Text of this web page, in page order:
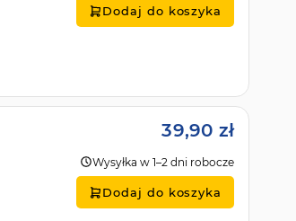
Dodaj do koszyka
39,90 zł
Wysyłka w 1–2 dni robocze
Dodaj do koszyka